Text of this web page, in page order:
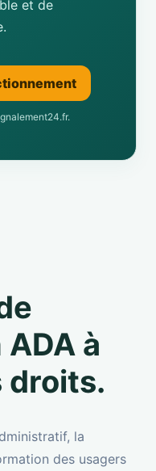
et de
ADA à
droits.
la
des usagers